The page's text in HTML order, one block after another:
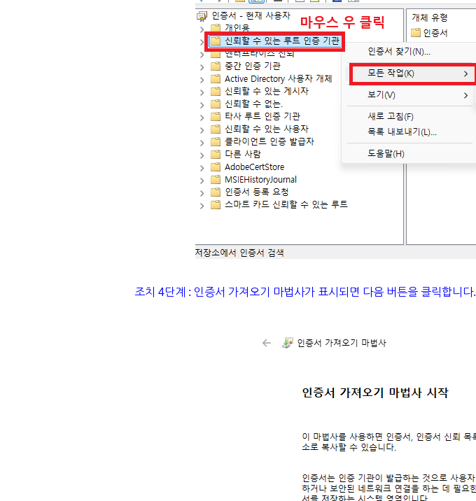
조치 4단계 : 인증서 가져오기 마법사가 표시되면 다음 버튼을 클릭합니다.